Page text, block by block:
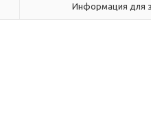
Информация для